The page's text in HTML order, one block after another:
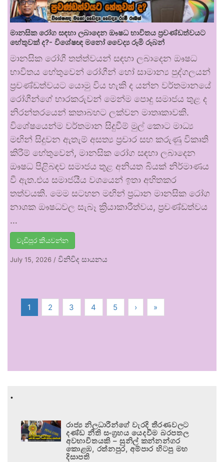
මානසික රෝග සඳහා ලබාදෙන ඖෂධ භාවිතය ප්‍රචණ්ඩත්වයට
හේතුවක් ද?- විශේෂඥ මනෝ වෛද්‍ය රූමි රූබන්
මානසික රෝගී තත්ත්වයන් සඳහා ලබාදෙන ඖෂධ
භාවිතය හේතුවෙන් රෝගීන් හෝ සාමාන්‍ය පුද්ගලයන්
ප්‍රචණ්ඩත්වයට යොමු විය හැකි ද යන්න වර්තමානයේ
රෝගීන්ගේ භාරකරුවන් මෙන්ම පොදු සමාජය තුළ ද
නිරන්තරයෙන් කතාබහට ලක්වන මාතෘකාවකි.
විශේෂයෙන්ම වර්තමාන සිදුවීම් මුල් කොට මාධ්‍ය
මඟින් සිදුවන ඇතැම් අසත්‍ය ප්‍රචාර සහ කරුණු විකෘති
කිරීම් හේතුවෙන්, මානසික රෝග සඳහා ලබාදෙන
ඖෂධ පිළිබඳව සමාජය තුළ අනියත බියක් නිර්මාණය
වී ඇත.එය සමාජයීය වශයෙන් ඉතා අහිතකර
තත්වයකි. මෙම සටහන මඟින් ප්‍රධාන මානසික රෝග
නාශක ඖෂධවල සැබෑ ක්‍රියාකාරීත්වය, ප්‍රචණ්ඩත්වය
…
වැඩිපුර කියවන්න
July 15, 2026 / විනිවිද සායනය
1 2 3 4 5 › »
.
රාජ්‍ය නිලධාරීන්ගේ වැරදි තීරණවලට
දණ්ඩ නීති සංග්‍රහය යෙදවීම බරපතල
අවභාවිතයකි – සුනිල් කන්නන්ගර
කොළඹ, රත්නපුර, අම්පාර හිටපු මහ
දිසාපති